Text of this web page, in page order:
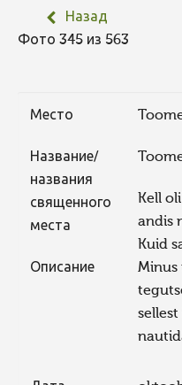
Назад
Фото 345 из 563
Место
Название/
названия
священного
места
Описание
Kell
andis
Kuid
Minus